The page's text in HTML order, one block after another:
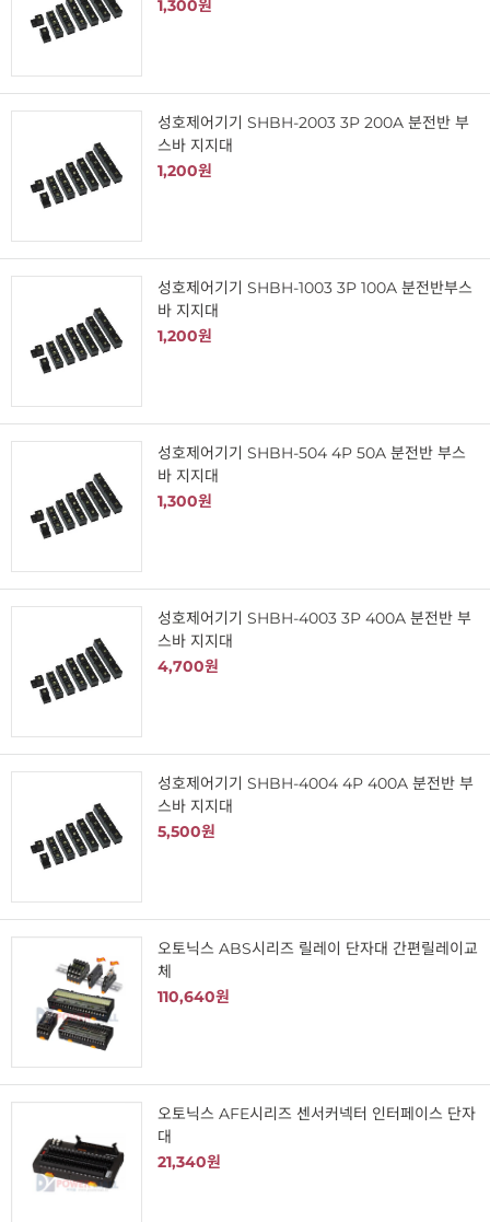
1,300원
성호제어기기 SHBH-2003 3P 200A 분전반 부
스바 지지대
1,200원
성호제어기기 SHBH-1003 3P 100A 분전반부스
바 지지대
1,200원
성호제어기기 SHBH-504 4P 50A 분전반 부스
바 지지대
1,300원
성호제어기기 SHBH-4003 3P 400A 분전반 부
스바 지지대
4,700원
성호제어기기 SHBH-4004 4P 400A 분전반 부
스바 지지대
5,500원
오토닉스 ABS시리즈 릴레이 단자대 간편릴레이교
체
110,640원
오토닉스 AFE시리즈 센서커넥터 인터페이스 단자
대
21,340원